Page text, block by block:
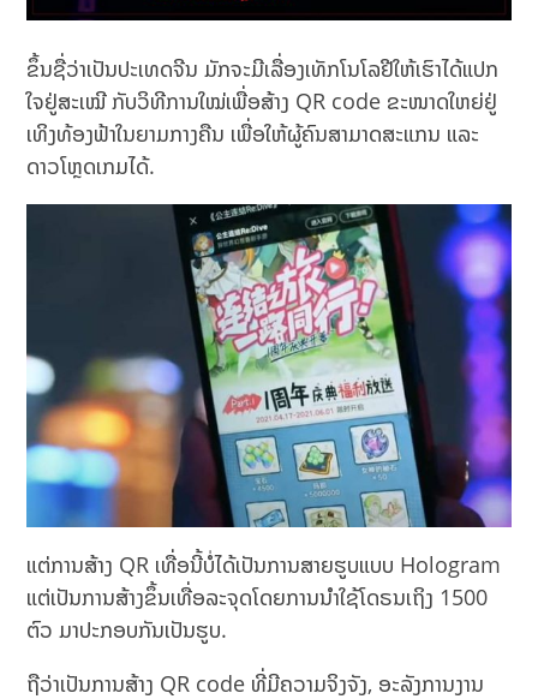
ຂຶ້ນຊື່ວ່າເປັນປະເທດຈີນ ມັກຈະມີເລື່ອງເທັກໂນໂລຢີໃຫ້ເຮົາໄດ້ແປກ
ໃຈຢູ່ສະເໝີ ກັບວິທີການໃໝ່ເພື່ອສ້າງ QR code ຂະໜາດໃຫຍ່ຢູ່
ເທິງທ້ອງຟ້າໃນຍາມກາງຄືນ ເພື່ອໃຫ້ຜູ້ຄົນສາມາດສະແກນ ແລະ
ດາວໂຫຼດເກມໄດ້.
ແຕ່ການສ້າງ QR ເທື່ອນີ້ບໍ່ໄດ້ເປັນການສາຍຮູບແບບ Hologram
ແຕ່ເປັນການສ້າງຂຶ້ນເທື່ອລະຈຸດໂດຍການນຳໃຊ້ໂດຣນເຖິງ 1500
ຕົວ ມາປະກອບກັນເປັນຮູບ.
ຖືວ່າເປັນການສ້າງ QR code ທີ່ມີຄວາມຈິງຈັງ, ອະລັງການງານ